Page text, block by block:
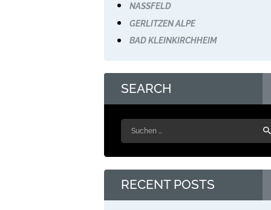
NASSFELD
GERLITZEN ALPE
BAD KLEINKIRCHHEIM
SEARCH
Suchen
RECENT POSTS